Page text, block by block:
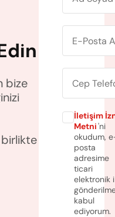
bize
İletişim
Metni'ni
okudum,
posta
adresime
ticari
elektronik
kabul
ediyorum.